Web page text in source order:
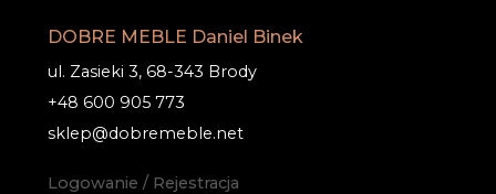
DOBRE MEBLE Daniel Binek
ul. Zasieki 3, 68-343 Brody
+48 600 905 773
sklep@dobremeble.net
Logowanie / Rejestracja